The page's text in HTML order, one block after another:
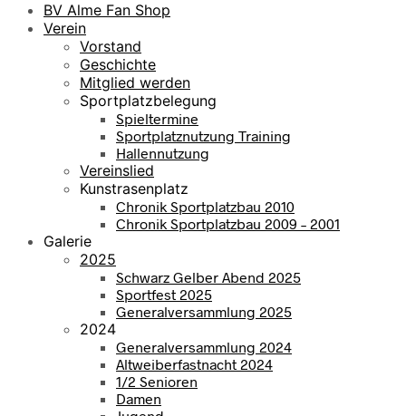
BV Alme Fan Shop
Verein
Vorstand
Geschichte
Mitglied werden
Sportplatzbelegung
Spieltermine
Sportplatznutzung Training
Hallennutzung
Vereinslied
Kunstrasenplatz
Chronik Sportplatzbau 2010
Chronik Sportplatzbau 2009 – 2001
Galerie
2025
Schwarz Gelber Abend 2025
Sportfest 2025
Generalversammlung 2025
2024
Generalversammlung 2024
Altweiberfastnacht 2024
1/2 Senioren
Damen